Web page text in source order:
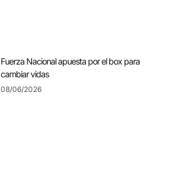
Fuerza Nacional apuesta por el box para
cambiar vidas
08/06/2026